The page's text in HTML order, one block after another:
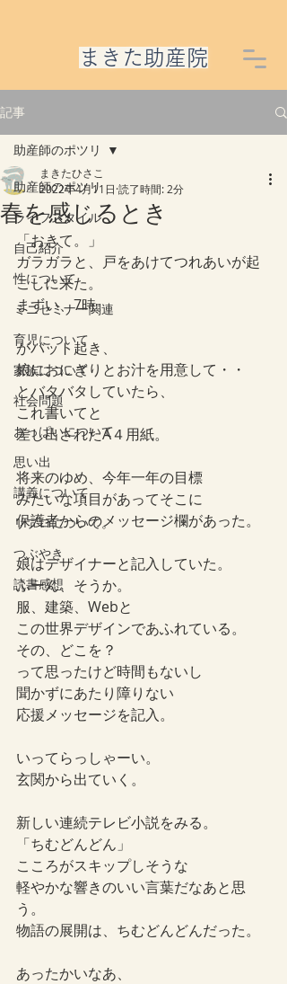
​まきた助産院
記事
助産師のポツリ
ライフスタイル
自己紹介
性について
ミニセミナー関連
育児について
家族について
社会問題
おっぱいについて
思い出
講義について
リプロについて。
つぶやき
読書感想
助産師のポツリ
春を感じるとき
まきたひさこ
2022年4月11日 読了時間: 2分
「おきて。」
ガラガラと、戸をあけてつれあいが起
こしに来た。
まずい、7時。
がバット起き、
娘におにぎりとお汁を用意して・・
とバタバタしていたら、
これ書いてと
差し出されたA４用紙。
将来のゆめ、今年一年の目標
みたいな項目があってそこに
保護者からのメッセージ欄があった。
娘はデザイナーと記入していた。
ふーん、そうか。
服、建築、Webと
この世界デザインであふれている。
その、どこを？
って思ったけど時間もないし
聞かずにあたり障りない
応援メッセージを記入。
いってらっしゃーい。
玄関から出ていく。
新しい連続テレビ小説をみる。
「ちむどんどん」
こころがスキップしそうな
軽やかな響きのいい言葉だなあと思
う。
物語の展開は、ちむどんどんだった。
あったかいなあ、